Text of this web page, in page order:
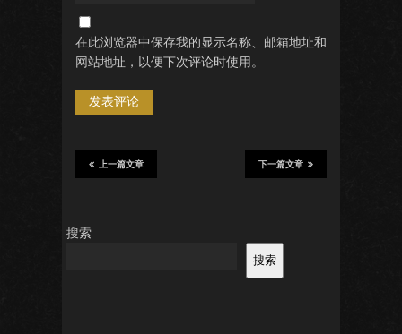
在此浏览器中保存我的显示名称、邮箱地址和
网站地址，以便下次评论时使用。
下一篇文章
上一篇文章
搜索
搜索